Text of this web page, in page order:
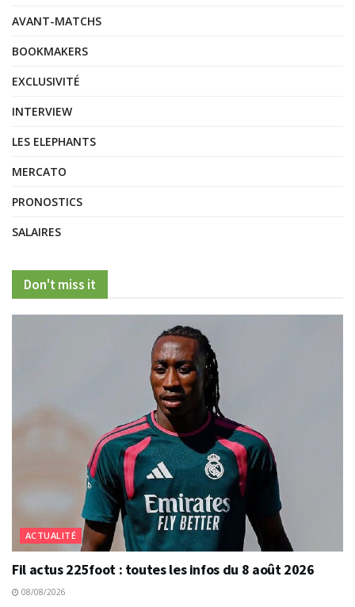
AVANT-MATCHS
BOOKMAKERS
EXCLUSIVITÉ
INTERVIEW
LES ELEPHANTS
MERCATO
PRONOSTICS
SALAIRES
Don't miss it
ACTUALITÉ
Fil actus 225foot : toutes les infos du 8 août 2026
08/08/2026